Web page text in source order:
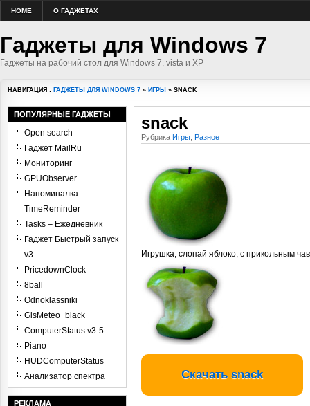
HOME О ГАДЖЕТАХ
Гаджеты для Windows 7
Гаджеты на рабочий стол для Windows 7, vista и XP
НАВИГАЦИЯ : ГАДЖЕТЫ ДЛЯ WINDOWS 7 » ИГРЫ » SNACK
snack
Рубрика Игры Разное
Игрушка, слопай яблоко, с прикольным
Скачать snack
ПОПУЛЯРНЫЕ ГАДЖЕТЫ
Open search
Гаджет MailRu
Мониторинг
GPUObserver
Напоминалка
TimeReminder
Tasks – Ежедневник
Гаджет Быстрый запуск
v3
PricedownClock
8ball
Odnoklassniki
GisMeteo_black
ComputerStatus v3-5
Piano
HUDComputerStatus
Анализатор спектра
РЕКЛАМА